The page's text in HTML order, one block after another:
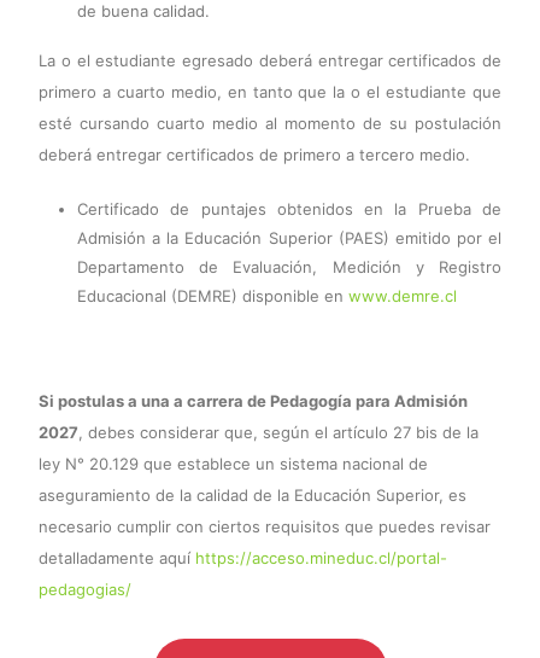
de buena calidad.
La o el estudiante egresado deberá entregar certificados de
primero a cuarto medio, en tanto que la o el estudiante que
esté cursando cuarto medio al momento de su postulación
deberá entregar certificados de primero a tercero medio.
Certificado de puntajes obtenidos en la Prueba de
Admisión a la Educación Superior (PAES) emitido por el
Departamento de Evaluación, Medición y Registro
Educacional (DEMRE) disponible en www.demre.cl
Si postulas a una a carrera de Pedagogía para Admisión
2027 , debes considerar que, según el artículo 27 bis de la
ley N° 20.129 que establece un sistema nacional de
aseguramiento de la calidad de la Educación Superior, es
necesario cumplir con ciertos requisitos que puedes revisar
detalladamente aquí https://acceso.mineduc.cl/portal-
pedagogias/